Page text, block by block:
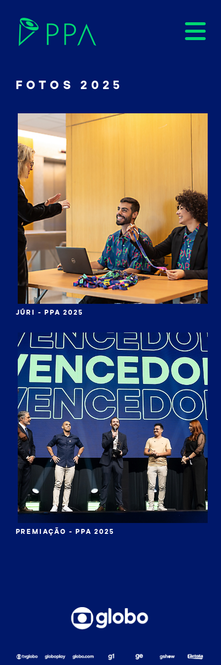
FOTOS 2025
JÚRI - PPA 2025
PREMIAÇÃO - PPA 2025